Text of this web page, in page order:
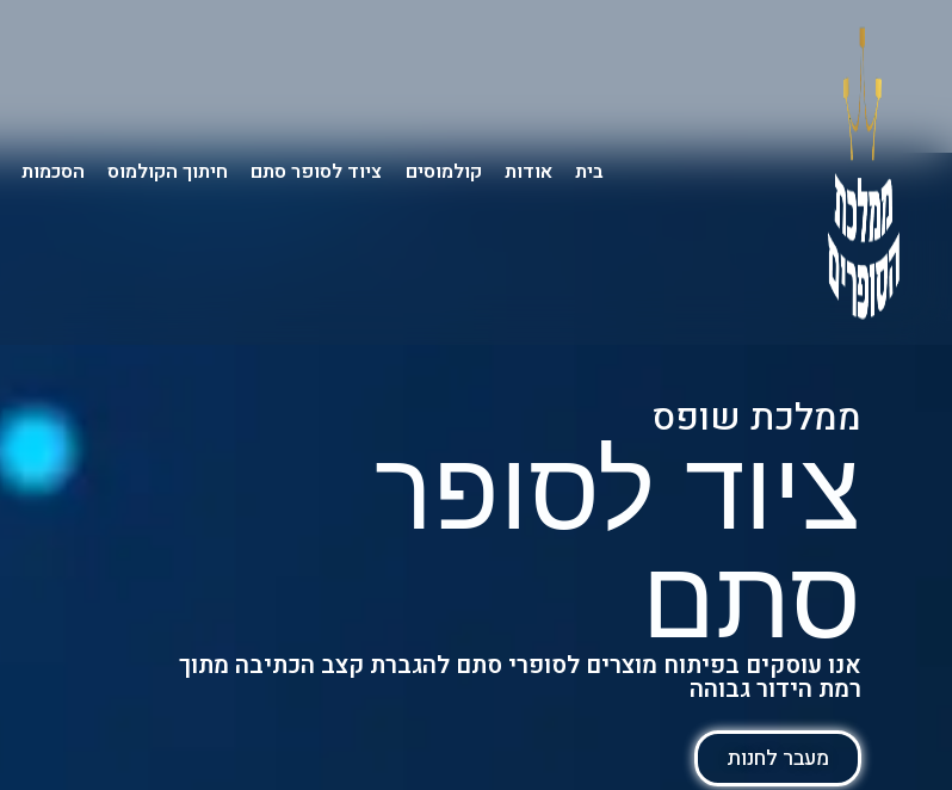
בית אודות קולמוסים ציוד לסופר סתם חיתוך הקולמוס הסכמות
ממלכת שופס
ציוד לסופר
סתם
אנו עוסקים בפיתוח מוצרים לסופרי סתם להגברת קצב הכתיבה מתוך
רמת הידור גבוהה
מעבר לחנות